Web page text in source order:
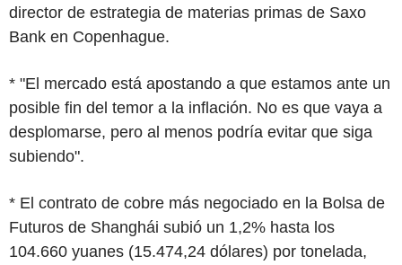
director de estrategia de materias primas de Saxo
Bank en Copenhague.
* "El mercado está apostando a que estamos ante un
posible fin del temor a la inflación. No es que vaya a
desplomarse, pero al menos podría evitar que siga
subiendo".
* El contrato de cobre más negociado en la Bolsa de
Futuros de Shanghái subió un 1,2% hasta los
104.660 yuanes (15.474,24 dólares) por tonelada,